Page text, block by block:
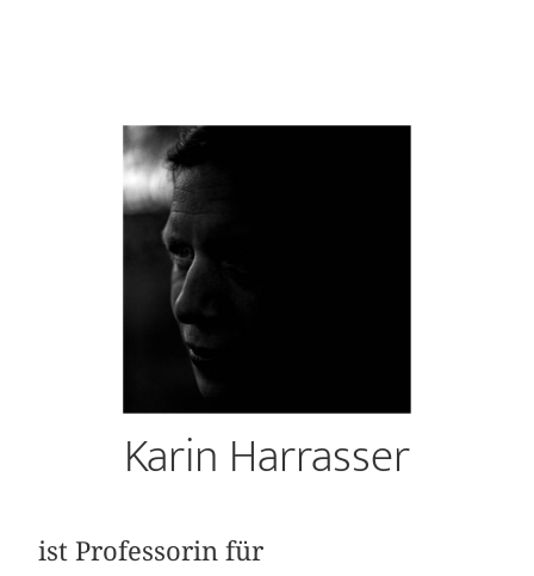
Karin Harrasser
ist Professorin für